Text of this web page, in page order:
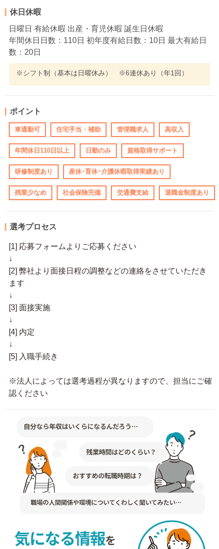
休日休暇
日曜日 有給休暇 出産・育児休暇 誕生日休暇
年間休日日数：110日 初年度有給日数：10日 最大有給日
数：20日
※シフト制（基本は日曜休み） ※6連休あり（年1回）
ポイント
車通勤可 住宅手当・補助 管理職求人 高収入
年間休日110日以上 日勤のみ 資格取得サポート
研修制度あり 産休･育休･介護休暇取得実績あり
残業少なめ 社会保険完備 交通費支給 退職金制度あり
選考プロセス
[1] 応募フォームよりご応募ください
↓
[2] 弊社より面接日程の調整などの連絡をさせていただき
ます
↓
[3] 面接実施
↓
[4] 内定
↓
[5] 入職手続き
※法人によっては選考過程が異なりますので、担当にご確
認ください